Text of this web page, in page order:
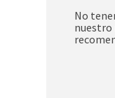
No
nuestro